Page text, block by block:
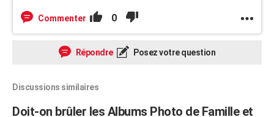
Commenter 0
Répondre Posez votre question
Discussions similaires
Doit-on brûler les Albums Photo de Famille et